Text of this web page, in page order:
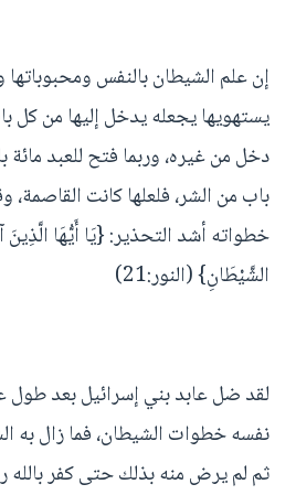
إن علم الشيطان بالنفس ومحبوباتها
يستهويها يجعله يدخل إليها من كل
دخل من غيره، وربما فتح للعبد
باب من الشر، فلعلها كانت القاصمة،
خطواته أشد التحذير: {يَا أَيُّهَا الَّذِينَ
الشَّيْطَانِ} (النور:21)
لقد ضل عابد بني إسرائيل بعد طول
نفسه خطوات الشيطان، فما زال به
ثم لم يرض منه بذلك حتى كفر بالله